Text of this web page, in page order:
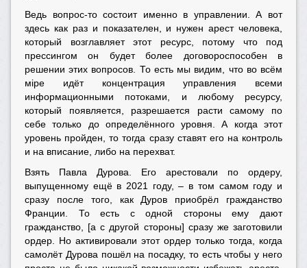
Ведь вопрос-то состоит именно в управлении. А вот
здесь как раз и показателен, и нужен арест человека,
который возглавляет этот ресурс, потому что под
прессингом он будет более договороспособен в
решении этих вопросов. То есть мы видим, что во всём
мiре идёт концентрация управления всеми
информационными потоками, и любому ресурсу,
который появляется, разрешается расти самому по
себе только до определённого уровня. А когда этот
уровень пройден, то тогда сразу ставят его на контроль
и на вписание, либо на перехват.
Взять Павла Дурова. Его арестовали по ордеру,
выпущенному ещё в 2021 году, – в том самом году и
сразу после того, как Дуров приобрёл гражданство
Франции. То есть с одной стороны ему дают
гражданство, [а с другой стороны] сразу же заготовили
ордер. Но активировали этот ордер только тогда, когда
самолёт Дурова пошёл на посадку, то есть чтобы у него